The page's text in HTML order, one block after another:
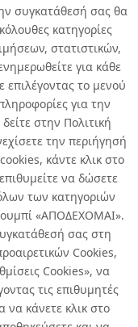
συγκατάθεσή σας θα
κατηγορίες
στατιστικών,
για κάθε
το μενού
για την
στην Πολιτική
την περιήγησή
κάντε κλικ στο
να δώσετε
των κατηγοριών
«ΑΠΟΔΕΧΟΜΑΙ».
σας στη
Cookies,
Cookies», να
τις επιθυμητές
να κάνετε κλικ στο